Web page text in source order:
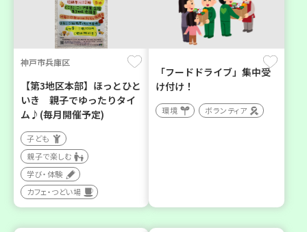
神戸市兵庫区
【第3地区本部】ほっとひと
いき 親子でゆったりタイ
ム♪(毎月開催予定)
子ども
親子で楽しむ
学び・体験
カフェ・つどい場
「フードドライブ」集中受
け付け！
環境 ボランティア